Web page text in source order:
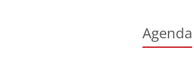
Agenda